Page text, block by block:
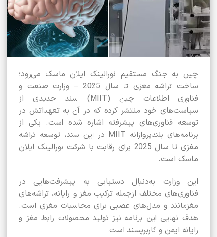
چین به جنگ مستقیم نورالینک ایلان ماسک می‌رود؛
ساخت تراشه مغزی تا سال 2025 – وزارت صنعت و
فناوری اطلاعات چین (MIIT) سند جدیدی از
سیاست‌های خود منتشر کرده که در آن به تعهداتش در
توسعه فناوری‌های پیشرفته اشاره شده است. یکی از
برنامه‌های بلندپروازانه MIIT در این سند، توسعه تراشه
مغزی تا سال 2025 برای رقابت با شرکت نورالینک ایلان
ماسک است.
این وزارت به‌دنبال دستیابی به پیشرفت‌هایی در
فناوری‌های مختلف ازجمله ترکیب مغز و رایانه، تراشه‌های
مغزمانند و مدل‌های عصبی برای محاسبات مغزی است.
هدف نهایی این برنامه نیز تولید محصولات رابط مغز و
رایانه ایمن و کاربرپسند است.